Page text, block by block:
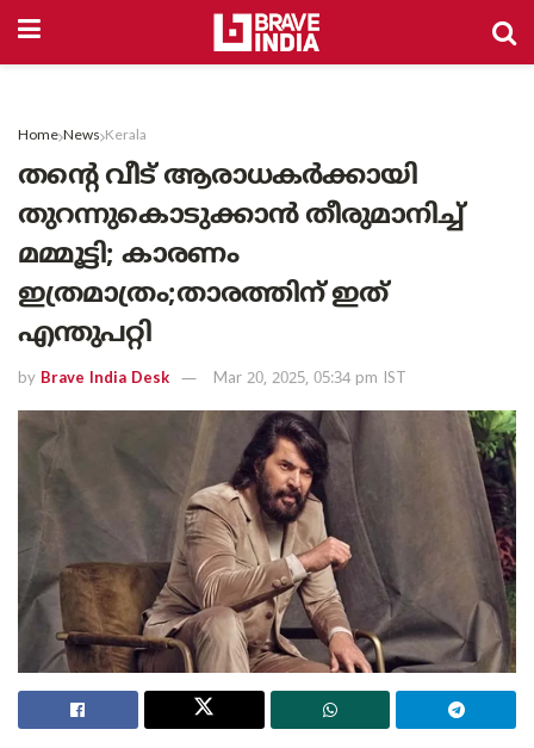
Home News Kerala
തന്റെ വീട് ആരാധകർക്കായി
തുറന്നുകൊടുക്കാൻ തീരുമാനിച്ച്
മമ്മൂട്ടി; കാരണം
ഇത്രമാത്രം;താരത്തിന് ഇത്
എന്തുപറ്റി
by Brave India Desk Mar 20, 2025, 05:34 pm IST